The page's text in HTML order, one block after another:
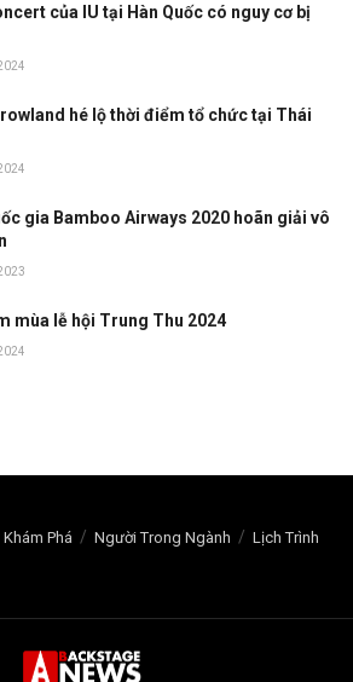
của IU tại Hàn Quốc có nguy cơ bị
hé lộ thời điểm tổ chức tại Thái
gia Bamboo Airways 2020 hoãn giải vô
mùa lễ hội Trung Thu 2024
Khám Phá Người Trong Ngành Lịch Trình